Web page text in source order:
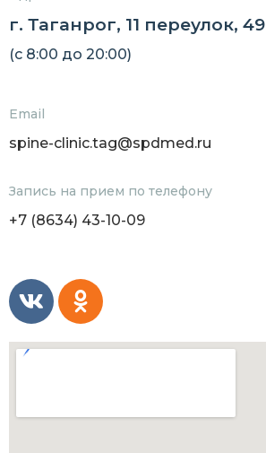
г. Таганрог, 11 переулок, 49
(c 8:00 до 20:00)
Email
spine-clinic.tag@spdmed.ru
Запись на прием по телефону
+7 (8634) 43-10-09